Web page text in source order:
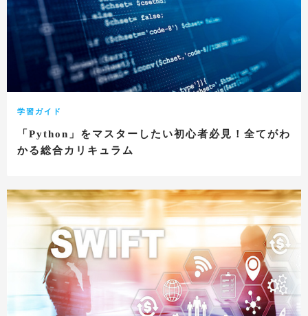
学習ガイド
「Python」をマスターしたい初心者必見！全てがわ
かる総合カリキュラム